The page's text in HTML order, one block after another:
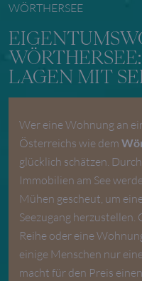
WÖRTHERSEE
LAGEN MIT
Wer eine Wohnung an
Österreichs wie dem
glücklich schätzen.
Immobilien am See
Mühen gescheut, um
Seezugang
Reihe oder eine
einige Menschen nur
macht für den Preis